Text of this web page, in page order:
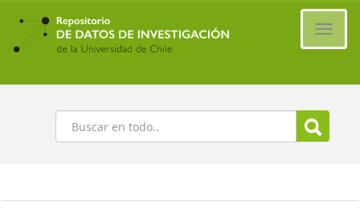
Ir
contenido
principal
Buscar